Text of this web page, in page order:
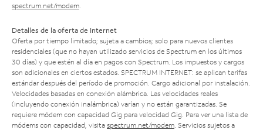
spectrum.net/modem
Detalles de la oferta de Internet
Oferta por tiempo limitado; sujeta a cambios; solo para nuevos clientes
residenciales (que no hayan utilizado servicios de Spectrum en los últimos
30 días) y que estén al día en pagos con Spectrum. Los impuestos y cargos
son adicionales en ciertos estados. SPECTRUM INTERNET: se aplican tarifas
estándar después del período de promoción. Cargo adicional por instalación.
Velocidades basadas en conexión alámbrica. Las velocidades reales
(incluyendo conexión inalámbrica) varían y no están garantizadas. Se
requiere módem con capacidad Gig para velocidad Gig. Para ver una lista de
módems con capacidad, visita spectrum.net/modem . Servicios sujetos a